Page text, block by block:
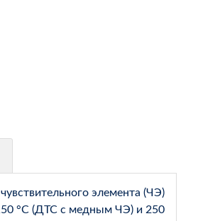
элемента (ЧЭ)
°С (ДТС с медным ЧЭ) и 250